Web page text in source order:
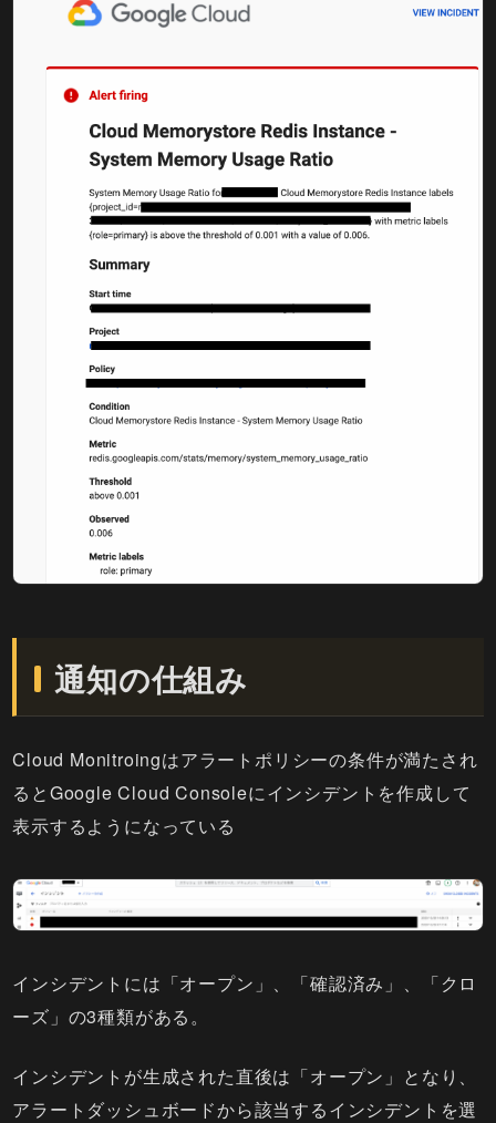
通知の仕組み
Cloud Monitroingはアラートポリシーの条件が満たされ
るとGoogle Cloud Consoleにインシデントを作成して
表示するようになっている
インシデントには「オープン」、「確認済み」、「クロ
ーズ」の3種類がある。
インシデントが生成された直後は「オープン」となり、
アラートダッシュボードから該当するインシデントを選